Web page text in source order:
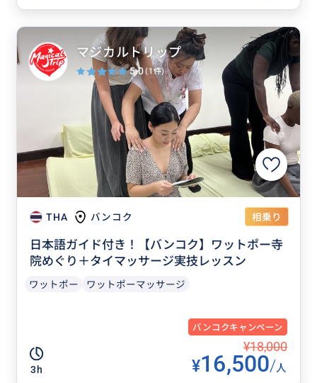
THA バンコク 相乗り
日本語ガイド付き！【バンコク】ワットポー寺
院めぐり＋タイマッサージ実技レッスン
ワットポー ワットポーマッサージ
バンコクキャンペーン
3h
¥18,000
¥16,500/人
マジカルトリップ
5.0(1件)